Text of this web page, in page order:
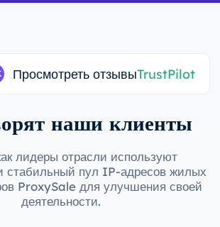
Просмотреть отзывыTrustPilot
наши клиенты
лидеры отрасли используют
стабильный пул IP-адресов жилых
ProxySale для улучшения своей
деятельности.